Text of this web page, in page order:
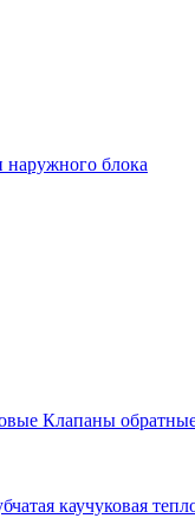
наружного блока
Клапаны
каучуковая